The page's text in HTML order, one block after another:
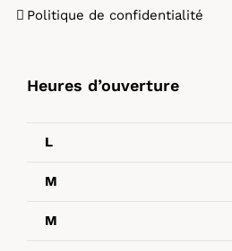
Politique de confidentialité
Heures d’ouverture
L
M
M